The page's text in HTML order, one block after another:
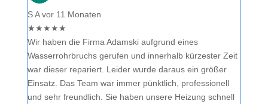
S A vor 11 Monaten
★★★★★
Wir haben die Firma Adamski aufgrund eines
Wasserrohrbruchs gerufen und innerhalb kürzester Zeit
war dieser repariert. Leider wurde daraus ein größer
Einsatz. Das Team war immer pünktlich, professionell
und sehr freundlich. Sie haben unsere Heizung schnell